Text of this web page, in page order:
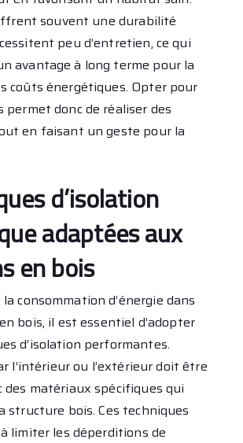
souvent une durabilité
peu d’entretien, ce qui
avantage à long terme pour la
coûts énergétiques. Opter pour
permet donc de réaliser des
en faisant un geste pour la
d’isolation
adaptées aux
en bois
consommation d’énergie dans
bois, il est essentiel d’adopter
d’isolation performantes.
l’intérieur ou l’extérieur doit être
des matériaux spécifiques qui
structure bois. Ces techniques
limiter les déperditions de